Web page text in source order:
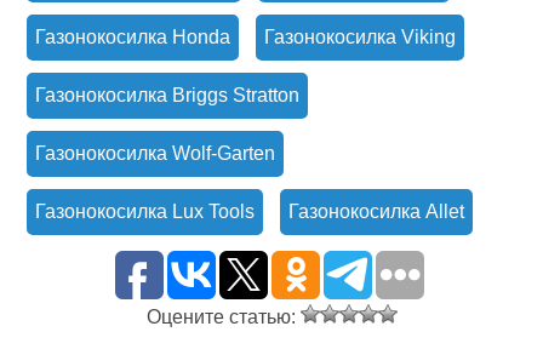
Газонокосилка Honda Газонокосилка Viking
Газонокосилка Briggs Stratton
Газонокосилка Wolf-Garten
Газонокосилка Lux Tools Газонокосилка Allet
Оцените статью: